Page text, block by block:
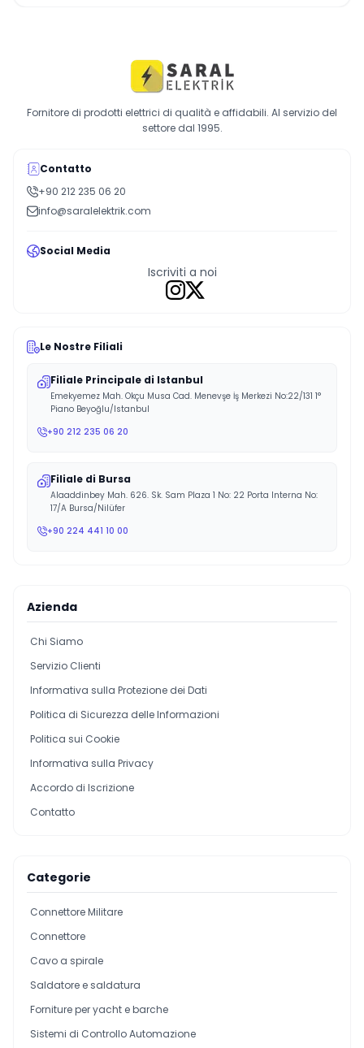
Fornitore di prodotti elettrici di qualità e affidabili. Al servizio del
settore dal 1995.
Contatto
+90 212 235 06 20
info@saralelektrik.com
Social Media
Iscriviti a noi
Le Nostre Filiali
Filiale Principale di Istanbul
Emekyemez Mah. Okçu Musa Cad. Menevşe İş Merkezi No:22/131 1°
Piano Beyoğlu/Istanbul
+90 212 235 06 20
Filiale di Bursa
Alaaddinbey Mah. 626. Sk. Sam Plaza 1 No: 22 Porta Interna No:
17/A Bursa/Nilüfer
+90 224 441 10 00
Azienda
Chi Siamo
Servizio Clienti
Informativa sulla Protezione dei Dati
Politica di Sicurezza delle Informazioni
Politica sui Cookie
Informativa sulla Privacy
Accordo di Iscrizione
Contatto
Categorie
Connettore Militare
Connettore
Cavo a spirale
Saldatore e saldatura
Forniture per yacht e barche
Sistemi di Controllo Automazione